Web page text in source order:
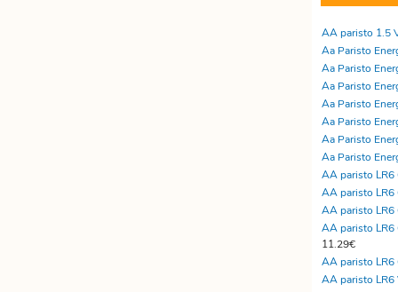
Työkalut
AA paristo 1.5
Aa Paristo
Aa Paristo
Aa Paristo
Aa Paristo
Aa Paristo
Aa Paristo
Aa Paristo
AA paristo LR6
AA paristo LR6
AA paristo LR6
AA paristo LR6
11.29€
AA paristo LR6
AA paristo LR6